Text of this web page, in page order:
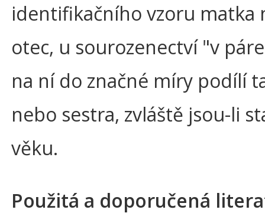
identifikačního vzoru matka
otec, u sourozenectví "v
na ní do značné míry podílí
nebo sestra, zvláště jsou-li
věku.
Použitá a doporučená